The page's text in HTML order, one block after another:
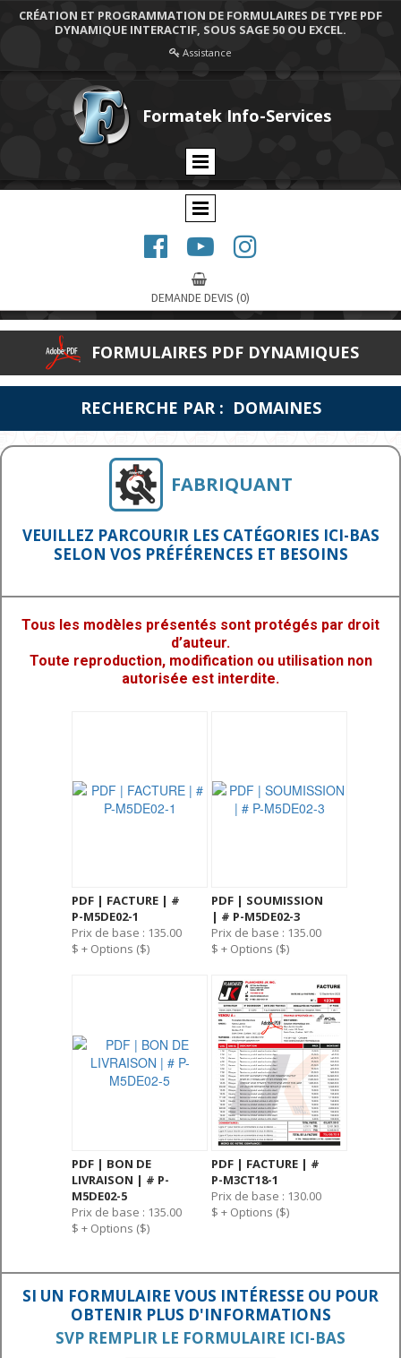
CRÉATION ET PROGRAMMATION DE FORMULAIRES DE TYPE PDF
DYNAMIQUE INTERACTIF, SOUS SAGE 50 OU EXCEL.
Assistance
Formatek Info-Services
  

DEMANDE DEVIS (0)
FORMULAIRES PDF DYNAMIQUES
RECHERCHE PAR : DOMAINES
FABRIQUANT
VEUILLEZ PARCOURIR LES CATÉGORIES ICI-BAS
SELON VOS PRÉFÉRENCES ET BESOINS
Tous les modèles présentés sont protégés par droit
d’auteur.
Toute reproduction, modification ou utilisation non
autorisée est interdite.
PDF | FACTURE | #
P-M5DE02-1
Prix de base : 135.00
$ + Options ($)
PDF | SOUMISSION
| # P-M5DE02-3
Prix de base : 135.00
$ + Options ($)
PDF | BON DE
LIVRAISON | # P-
M5DE02-5
Prix de base : 135.00
$ + Options ($)
PDF | FACTURE | #
P-M3CT18-1
Prix de base : 130.00
$ + Options ($)
SI UN FORMULAIRE VOUS INTÉRESSE OU POUR
OBTENIR PLUS D'INFORMATIONS
SVP REMPLIR LE FORMULAIRE ICI-BAS